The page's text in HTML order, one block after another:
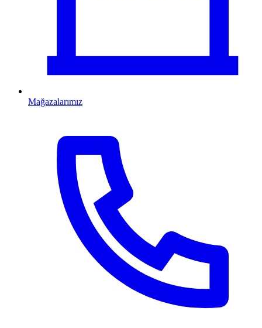
Mağazalarımız